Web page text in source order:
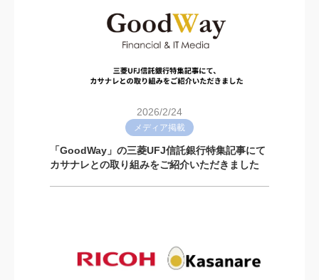
2026/2/24
メディア掲載
「GoodWay」の三菱UFJ信託銀行特集記事にて
カサナレとの取り組みをご紹介いただきました